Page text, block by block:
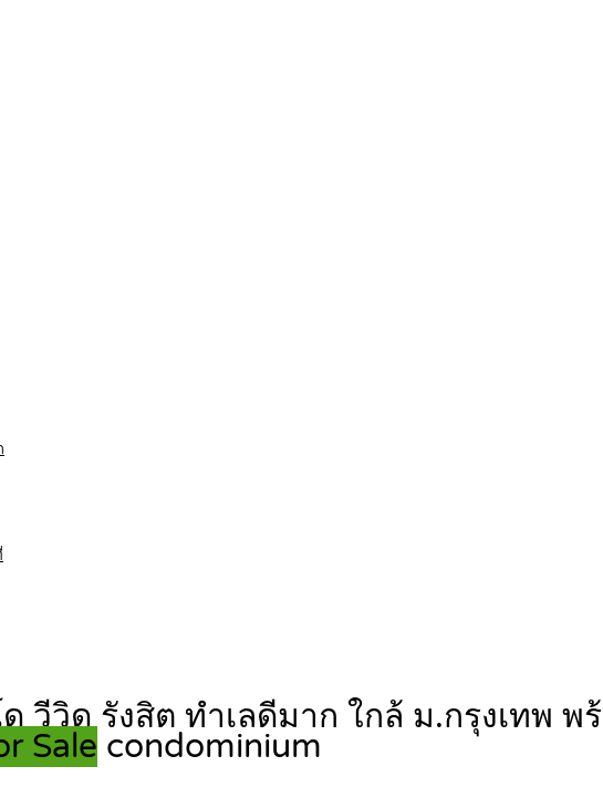
วีวิด รังสิต ทำเลดีมาก ใกล้ ม.กรุงเทพ
Sale condominium